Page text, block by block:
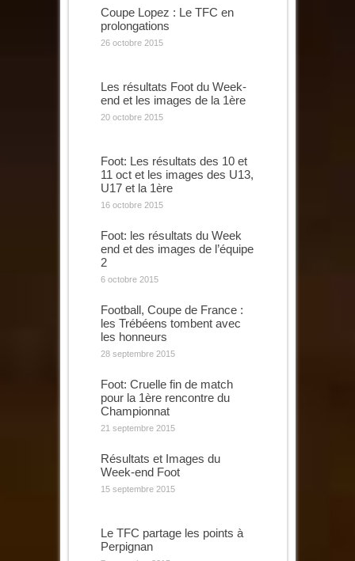
Coupe Lopez : Le TFC en
prolongations
26 octobre 2015
Les résultats Foot du Week-
end et les images de la 1ère
20 octobre 2015
Foot: Les résultats des 10 et
11 oct et les images des U13,
U17 et la 1ère
16 octobre 2015
Foot: les résultats du Week
end et des images de l’équipe
2
6 octobre 2015
Football, Coupe de France :
les Trébéens tombent avec
les honneurs
28 septembre 2015
Foot: Cruelle fin de match
pour la 1ère rencontre du
Championnat
21 septembre 2015
Résultats et Images du
Week-end Foot
15 septembre 2015
Le TFC partage les points à
Perpignan